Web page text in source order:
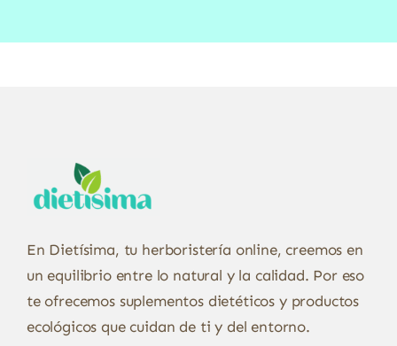
En Dietísima, tu herboristería online, creemos en
un equilibrio entre lo natural y la calidad. Por eso
te ofrecemos suplementos dietéticos y productos
ecológicos que cuidan de ti y del entorno.